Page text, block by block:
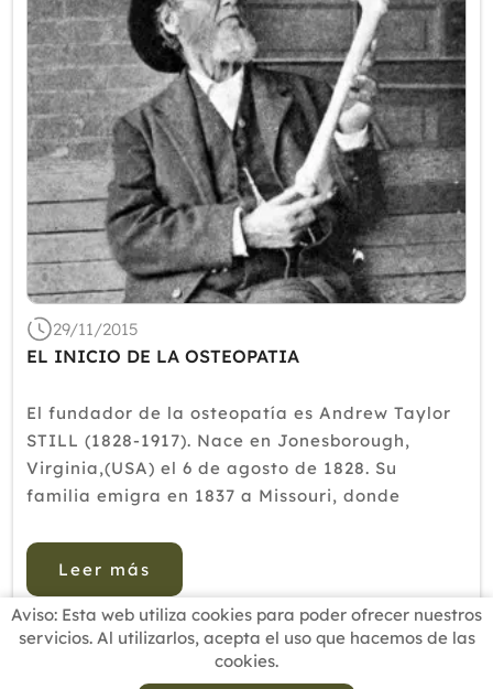
2023
2022
2021
2020
2019
2018
2017
2016
2015
2013
2012
29/11/2015
EL INICIO DE LA OSTEOPATIA
El fundador de la osteopatía es Andrew Taylor
STILL (1828-1917). Nace en Jonesborough,
Virginia,(USA) el 6 de agosto de 1828. Su
familia emigra en 1837 a Missouri, donde
Su padre, Abram, es pastor metodista, médico y
granjero.Anfrew Taylor StillDur...
Leer más
Aviso: Esta web utiliza cookies para poder ofrecer nuestros
servicios. Al utilizarlos, acepta el uso que hacemos de las
cookies.